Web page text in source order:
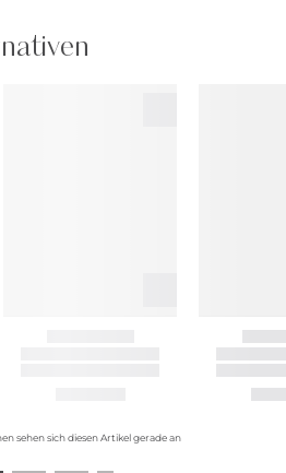
sehen sich diesen Artikel gerade an